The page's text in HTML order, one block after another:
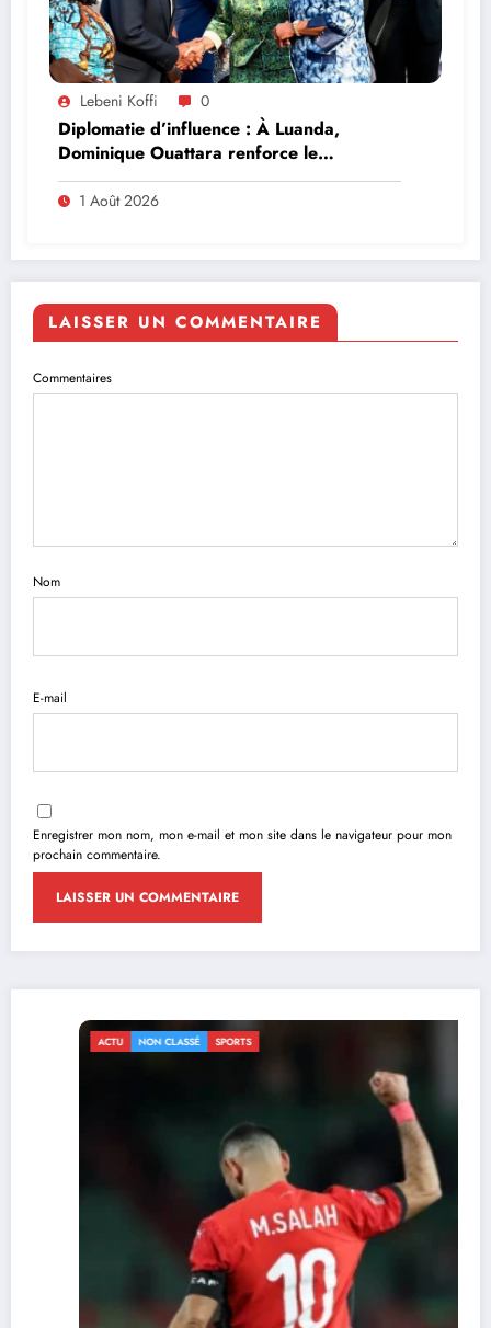
Lebeni Koffi 0
Diplomatie d’influence : À Luanda,
Dominique Ouattara renforce le
leadership solidaire de la Côte d’Ivoire en
Afrique
1 Août 2026
LAISSER UN COMMENTAIRE
Commentaires
Nom
E-mail
Enregistrer mon nom, mon e-mail et mon site dans le navigateur pour mon
prochain commentaire.
NON CLASSÉ SPORTS